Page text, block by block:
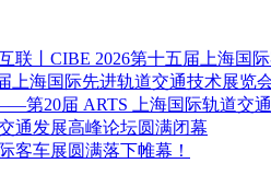
联丨CIBE 2026第十五届上海国
上海国际先进轨道交通技术展览
第20届 ARTS 上海国际轨道交
通发展高峰论坛圆满闭幕
客车展圆满落下帷幕！